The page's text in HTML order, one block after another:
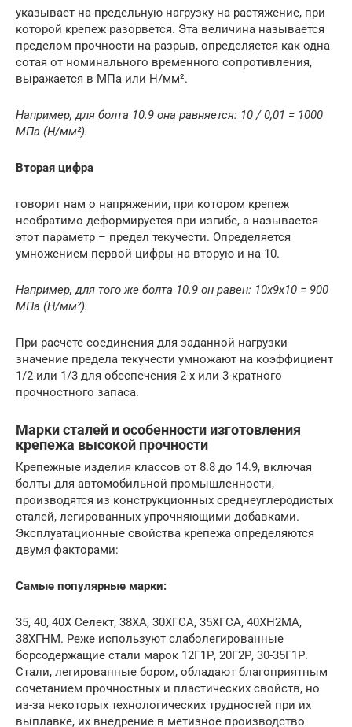
указывает на предельную нагрузку на растяжение, при
которой крепеж разорвется. Эта величина называется
пределом прочности на разрыв, определяется как одна
сотая от номинального временного сопротивления,
выражается в МПа или Н/мм².
Например, для болта 10.9 она равняется: 10 / 0,01 = 1000
МПа (Н/мм²).
Вторая цифра
говорит нам о напряжении, при котором крепеж
необратимо деформируется при изгибе, а называется
этот параметр – предел текучести. Определяется
умножением первой цифры на вторую и на 10.
Например, для того же болта 10.9 он равен: 10х9х10 = 900
МПа (Н/мм²).
При расчете соединения для заданной нагрузки
значение предела текучести умножают на коэффициент
1/2 или 1/3 для обеспечения 2-х или 3-кратного
прочностного запаса.
Марки сталей и особенности изготовления
крепежа высокой прочности
Крепежные изделия классов от 8.8 до 14.9, включая
болты для автомобильной промышленности,
производятся из конструкционных среднеуглеродистых
сталей, легированных упрочняющими добавками.
Эксплуатационные свойства крепежа определяются
двумя факторами:
Самые популярные марки:
35, 40, 40Х Селект, 38ХА, 30ХГСА, 35ХГСА, 40ХН2МА,
38ХГНМ. Реже используют слаболегированные
борсодержащие стали марок 12Г1Р, 20Г2Р, 30-35Г1Р.
Стали, легированные бором, обладают благоприятным
сочетанием прочностных и пластических свойств, но
из-за некоторых технологических трудностей при их
выплавке, их внедрение в метизное производство